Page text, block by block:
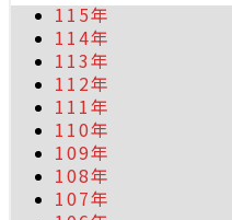
115年
114年
113年
112年
111年
110年
109年
108年
107年